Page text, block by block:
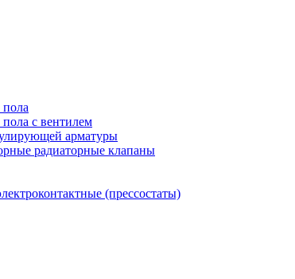
пола
пола с вентилем
арматуры
радиаторные клапаны
(прессостаты)